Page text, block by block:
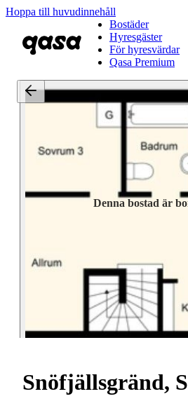
Hoppa till huvudinnehåll
Bostäder
Hyresgäster
För hyresvärdar
Qasa Premium
Denna bostad är
Snöfjällsgränd,